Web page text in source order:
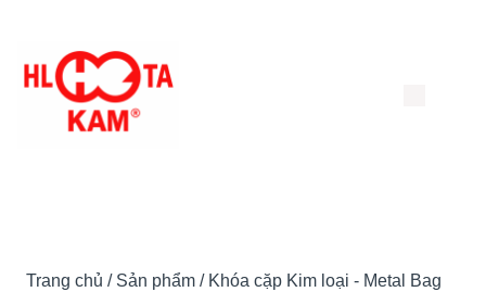
đến
Trang chủ / Sản phẩm / Khóa cặp Kim loại - Metal Bag